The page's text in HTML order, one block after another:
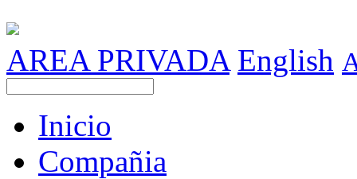
AREA PRIVADA English
Inicio
Compañia